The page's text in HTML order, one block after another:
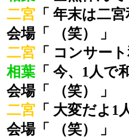
二宮 「 年末は二
会場「 （笑） 」
二宮 「 コンサー
相葉 「 今、1人で
会場「 （笑） 」
二宮 「 大変だよ1
会場「 （笑） 」